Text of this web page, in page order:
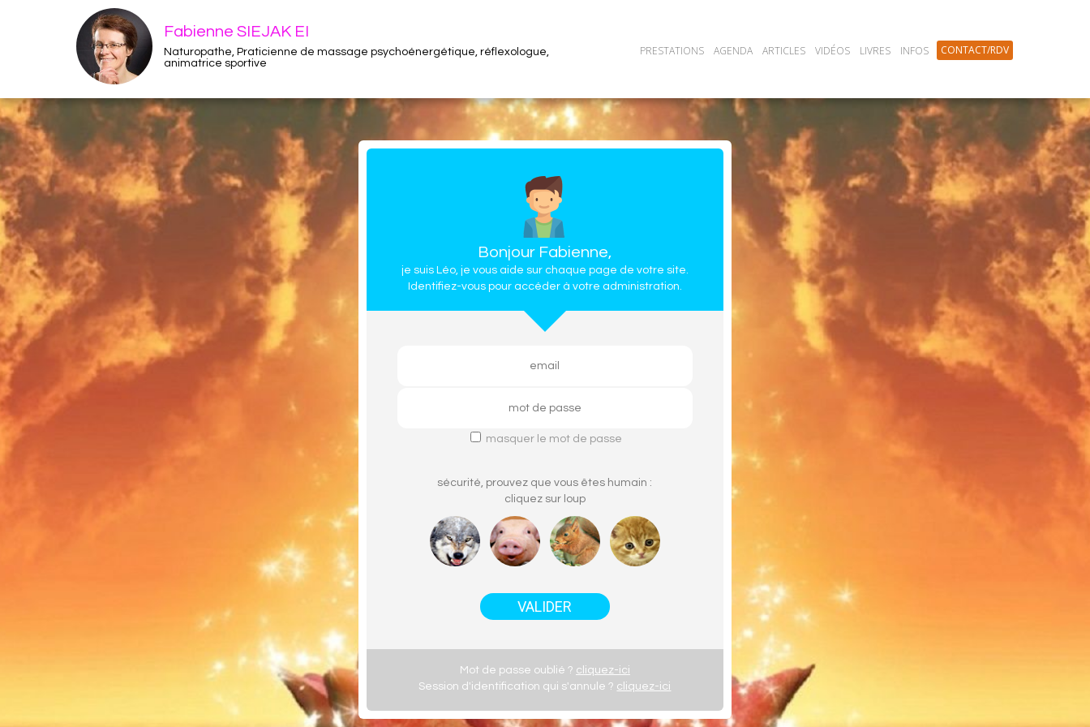
Fabienne SIEJAK EI
Naturopathe, Praticienne de massage psychoénergétique, réflexologue,
animatrice sportive
PRESTATIONS AGENDA ARTICLES VIDÉOS LIVRES INFOS CONTACT/RDV
Bonjour Fabienne,
je suis Léo, je vous aide sur chaque page de votre site.
Identifiez-vous pour accéder à votre administration.
masquer le mot de passe
sécurité, prouvez que vous êtes humain :
cliquez sur loup
Mot de passe oublié ? cliquez-ici
Session d'identification qui s'annule ? cliquez-ici